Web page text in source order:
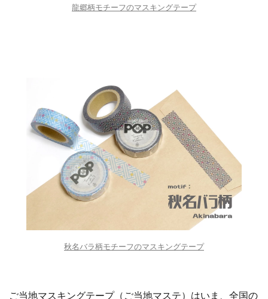
龍郷柄モチーフのマスキングテープ
秋名バラ柄モチーフのマスキングテープ
ご当地マスキングテープ（ご当地マステ）はいま、全国の